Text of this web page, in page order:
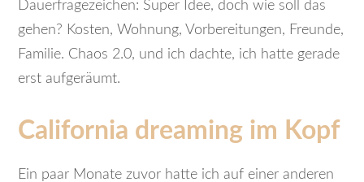
Dauerfragezeichen: Super Idee, doch wie soll das
gehen? Kosten, Wohnung, Vorbereitungen, Freunde,
Familie. Chaos 2.0, und ich dachte, ich hatte gerade
erst aufgeräumt.
California dreaming im Kopf
Ein paar Monate zuvor hatte ich auf einer anderen